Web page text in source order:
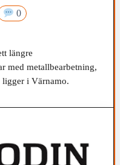
0
längre
med metallbearbetning,
ligger i Värnamo.